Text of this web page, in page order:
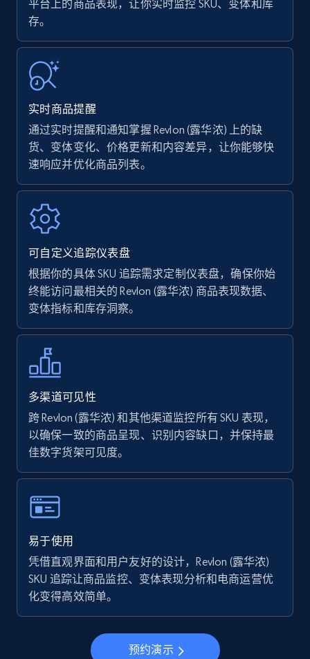
Amazon Reviews
URL, Product name, Product rating, Product
rating object, Product rating max, Rating,
Author name, Asin, and more.
7.4K+
Walmart - products
URL, Final price, Sku, Currency, Gtin,
Specifications, Image urls, Top reviews, and
more.
5.6K+ 875+ 立即开始
using specific category URL
URL, Final price, Sku, Currency, Gtin,
Specifications, Image urls, Top reviews, and
more.
5.6K+ 875+
Walmart - products - Collects products by
specific keywords
URL, Final price, Sku, Currency, Gtin,
Specifications, Image urls, Top reviews, and
more.
平台上的商品表现，让你实时监控 SKU、变体和库
存。
实时商品提醒
通过实时提醒和通知掌握 Revlon (露华浓) 上的缺
货、变体变化、价格更新和内容差异，让你能够快
速响应并优化商品列表。
可自定义追踪仪表盘
根据你的具体 SKU 追踪需求定制仪表盘，确保你始
终能访问最相关的 Revlon (露华浓) 商品表现数据、
变体指标和库存洞察。
多渠道可见性
跨 Revlon (露华浓) 和其他渠道监控所有 SKU 表现，
以确保一致的商品呈现、识别内容缺口，并保持最
佳数字货架可见度。
易于使用
凭借直观界面和用户友好的设计，Revlon (露华浓)
SKU 追踪让商品监控、变体表现分析和电商运营优
化变得高效简单。
预约演示